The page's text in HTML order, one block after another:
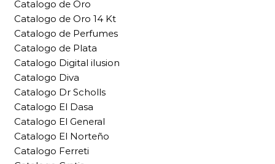
Catalogo de Oro
Catalogo de Oro 14 Kt
Catalogo de Perfumes
Catalogo de Plata
Catalogo Digital ilusion
Catalogo Diva
Catalogo Dr Scholls
Catalogo El Dasa
Catalogo El General
Catalogo El Norteño
Catalogo Ferreti